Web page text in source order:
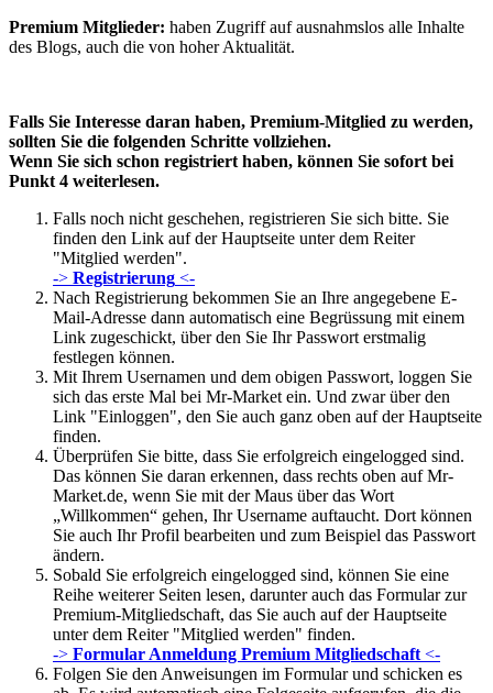
Premium Mitglieder: haben Zugriff auf ausnahmslos alle Inhalte
des Blogs, auch die von hoher Aktualität.
Falls Sie Interesse daran haben, Premium-Mitglied zu werden,
sollten Sie die folgenden Schritte vollziehen.
Wenn Sie sich schon registriert haben, können Sie sofort bei
Punkt 4 weiterlesen.
Falls noch nicht geschehen, registrieren Sie sich bitte. Sie
finden den Link auf der Hauptseite unter dem Reiter
"Mitglied werden".
-> Registrierung <-
Nach Registrierung bekommen Sie an Ihre angegebene E-
Mail-Adresse dann automatisch eine Begrüssung mit einem
Link zugeschickt, über den Sie Ihr Passwort erstmalig
festlegen können.
Mit Ihrem Usernamen und dem obigen Passwort, loggen Sie
sich das erste Mal bei Mr-Market ein. Und zwar über den
Link "Einloggen", den Sie auch ganz oben auf der Hauptseite
finden.
Überprüfen Sie bitte, dass Sie erfolgreich eingelogged sind.
Das können Sie daran erkennen, dass rechts oben auf Mr-
Market.de, wenn Sie mit der Maus über das Wort
„Willkommen“ gehen, Ihr Username auftaucht. Dort können
Sie auch Ihr Profil bearbeiten und zum Beispiel das Passwort
ändern.
Sobald Sie erfolgreich eingelogged sind, können Sie eine
Reihe weiterer Seiten lesen, darunter auch das Formular zur
Premium-Mitgliedschaft, das Sie auch auf der Hauptseite
unter dem Reiter "Mitglied werden" finden.
-> Formular Anmeldung Premium Mitgliedschaft <-
Folgen Sie den Anweisungen im Formular und schicken es